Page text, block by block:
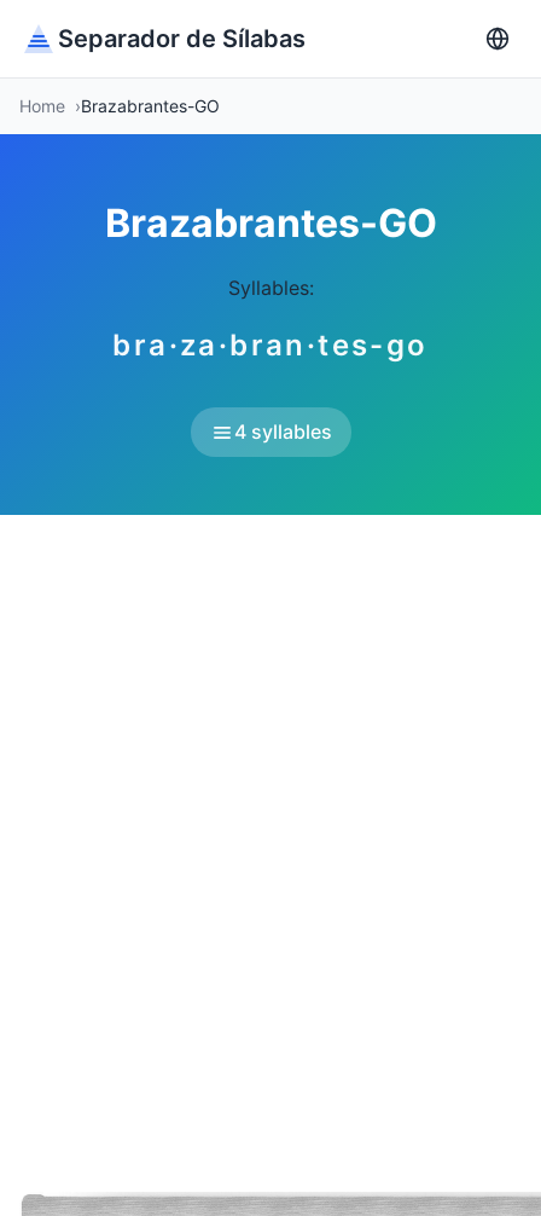
Separador de Sílabas
Home Brazabrantes-GO
Brazabrantes-GO
Syllables:
bra·za·bran·tes-go
4 syllables